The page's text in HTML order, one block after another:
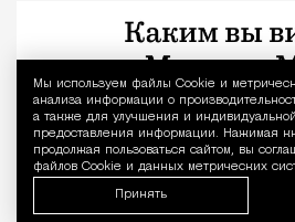
Мы используем файлы Сookie и
анализа информации о
а также для улучшения и
предоставления информации. Нажимая
продолжая пользоваться сайтом, вы
файлов Cookie и данных метрических
Принять
детенышей